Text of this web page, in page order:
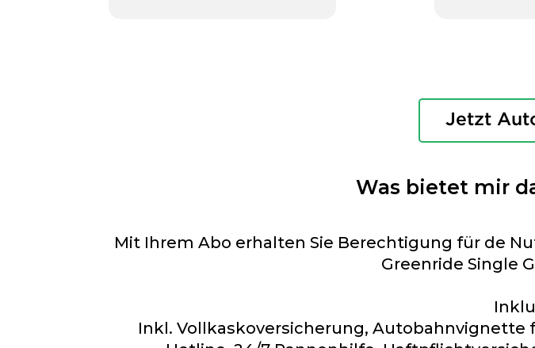
Jetzt
Was bietet mir
Mit Ihrem Abo erhalten Sie Berechtigung für de
Greenride Single
Inkl. Vollkaskoversicherung, Autobahnvignette